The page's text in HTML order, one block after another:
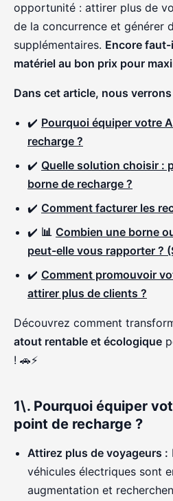
opportunité : attirer plus de
de la concurrence et générer
supplémentaires. Encore
matériel au bon prix pour
Dans cet article, nous verrons
✔️ Pourquoi équiper votre
recharge ?
✔️ Quelle solution choisir :
borne de recharge ?
✔️ Comment facturer les
✔️ 📊 Combien une borne
peut-elle vous rapporter ?
✔️ Comment promouvoir
attirer plus de clients ?
Découvrez comment
atout rentable et écologique
! 🚗⚡
1\. Pourquoi équiper
point de recharge ?
Attirez plus de voyageurs :
véhicules électriques sont
augmentation et